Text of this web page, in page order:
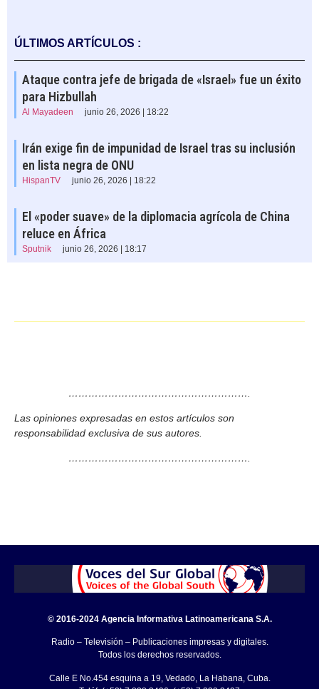
ÚLTIMOS ARTÍCULOS :
Ataque contra jefe de brigada de «Israel» fue un éxito
para Hizbullah
Al Mayadeen junio 26, 2026 | 18:22
Irán exige fin de impunidad de Israel tras su inclusión
en lista negra de ONU
HispanTV junio 26, 2026 | 18:22
El «poder suave» de la diplomacia agrícola de China
reluce en África
Sputnik junio 26, 2026 | 18:17
……………………………………………….
Las opiniones expresadas en estos artículos son
responsabilidad exclusiva de sus autores.
……………………………………………….
© 2016-2024 Agencia Informativa Latinoamericana S.A.
Radio – Televisión – Publicaciones impresas y digitales.
Todos los derechos reservados.
Calle E No.454 esquina a 19, Vedado, La Habana, Cuba.